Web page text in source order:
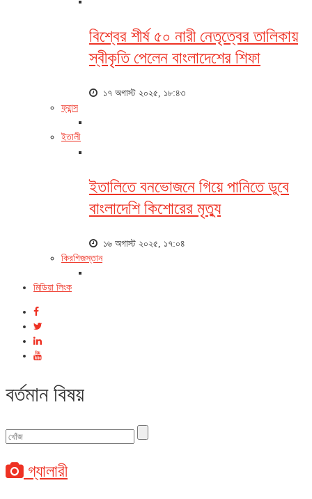
বিশ্বের শীর্ষ ৫০ নারী নেতৃত্বের তালিকায়
স্বীকৃতি পেলেন বাংলাদেশের শিফা
১৭ অগাস্ট ২০২৫, ১৮:৪৩
ফ্রান্স
ইতালী
ইতালিতে বনভোজনে গিয়ে পানিতে ডুবে
বাংলাদেশি কিশোরের মৃত্যু
১৬ অগাস্ট ২০২৫, ১৭:০৪
কিরগিজস্তান
মিডিয়া লিংক
বর্তমান বিষয়
গ্যালারী